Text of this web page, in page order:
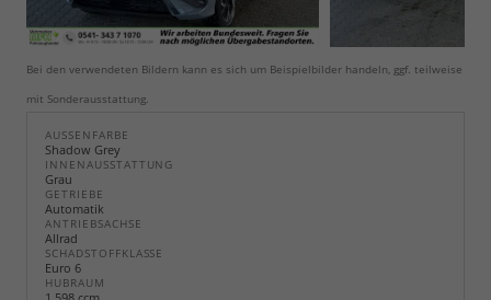
Bei den verwendeten Bildern kann es sich um Beispielbilder handeln, ggf. teilweise
mit Sonderausstattung.
AUSSENFARBE
Shadow Grey
INNENAUSSTATTUNG
Grau
GETRIEBE
Automatik
ANTRIEBSACHSE
Allrad
SCHADSTOFFKLASSE
Euro 6
HUBRAUM
1.598 ccm